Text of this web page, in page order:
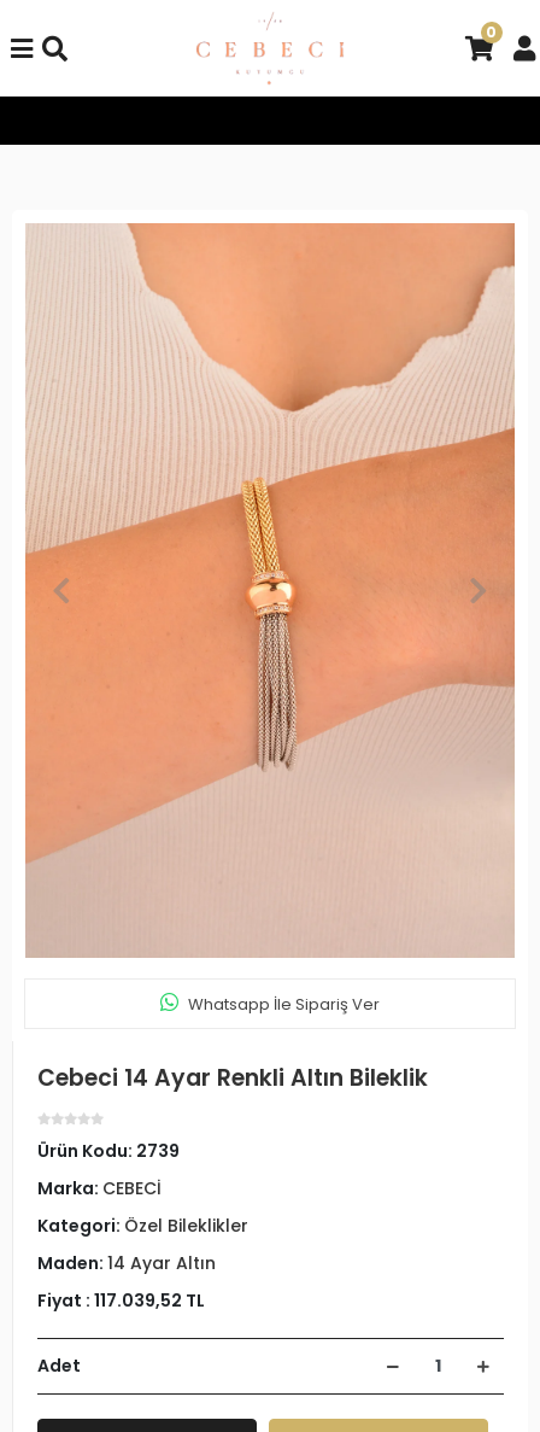
0
Whatsapp İle Sipariş Ver
Cebeci 14 Ayar Renkli Altın Bileklik
Ürün Kodu: 2739
Marka: CEBECİ
Kategori: Özel Bileklikler
Maden: 14 Ayar Altın
Fiyat : 117.039,52 TL
Adet